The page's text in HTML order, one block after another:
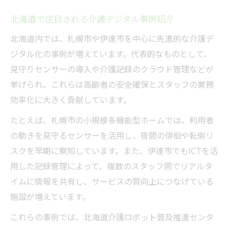
北海道で注目される介護デジタル事例紹介
北海道内では、札幌市や伊達市を中心に先進的な介護デ
ジタル化の事例が増えています。代表的なものとして、
見守りセンサーの導入や介護記録のクラウド管理などが
挙げられ、これらは高齢者の安全確保とスタッフの業務
効率化に大きく貢献しています。
たとえば、札幌市の小規模多機能型ホームでは、利用者
の動きを見守るセンサーを活用し、夜間の徘徊や転倒リ
スクを早期に察知しています。また、伊達市でもICTを活
用した記録管理によって、複数のスタッフ間でリアルタ
イムに情報を共有し、サービスの質向上につなげている
施設が増えています。
これらの事例では、北海道介護ロボット普及推進センタ